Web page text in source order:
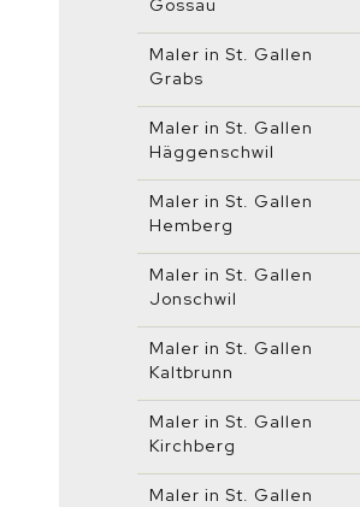
Gossau
Maler in St. Gallen
Grabs
Maler in St. Gallen
Häggenschwil
Maler in St. Gallen
Hemberg
Maler in St. Gallen
Jonschwil
Maler in St. Gallen
Kaltbrunn
Maler in St. Gallen
Kirchberg
Maler in St. Gallen